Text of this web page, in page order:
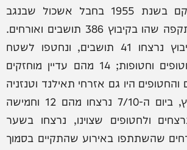
קיבוץ ניר עוז הוקם בשנת 1955 בחבל אשכול שבנגב
המערבי. ביום המתקפה שהו בקיבוץ 386 תושבים ואורחים.
בהתקפה על הקיבוץ נרצחו 41 תושבים, ונחטפו לשטח
רצועת עזה 76 חטופים וחטופות; 14 מהם עדיין מוחזקים
היו גם אזרחי תאילנד וטנזניה
שעבדו וגרו בקיבוץ, ביום ה-7/10 נרצחו מהם 12 וחמישה
ולחטופים שצוינו, נרצחו בשער
שהשתתפו באירוע שהתקיים בסמוך